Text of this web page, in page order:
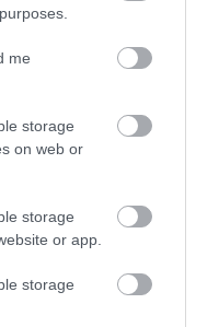
me
storage
on web or
storage
or app.
storage
επιλογή για να
φυσικής ομορφιάς
θα εντυπωσιάσει.